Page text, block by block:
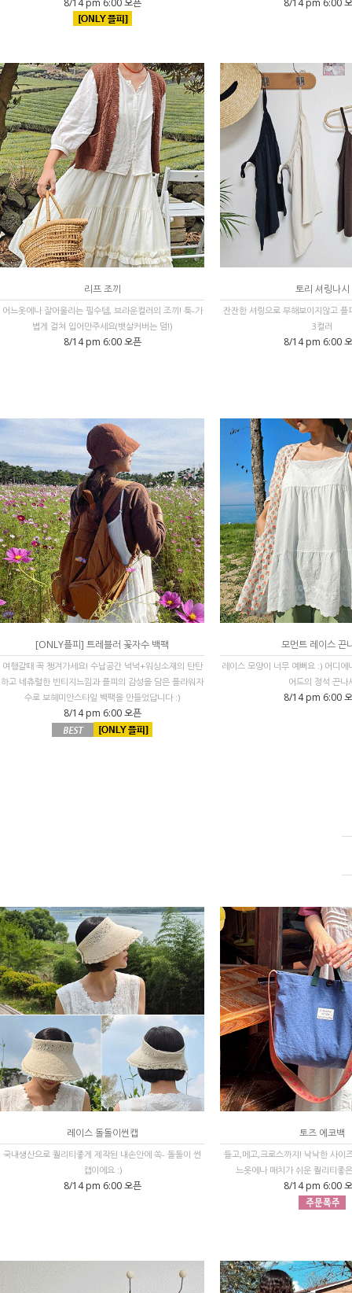
8/14 pm 6:00 오픈 8/14 pm 6:00
리프 조끼
어느옷에나 잘어울리는 필수템, 브라운컬러의 조끼! 툭-가
볍게 걸쳐 입어만주세요(뱃살커버는 덤!)
8/14 pm 6:00 오픈
토리 셔링나시
잔잔한 셔링으로 부해보이지않고 플
3컬러
8/14 pm 6:00
[ONLY플피] 트레블러 꽃자수 백팩
여행갈때 꼭 챙겨가세요! 수납공간 넉넉+워싱소재의 탄탄
하고 네츄럴한 빈티지느낌과 플피의 감성을 담은 플라워자
수로 보헤미안스타일 백팩을 만들었답니다 :)
8/14 pm 6:00 오픈
모먼트 레이스 끈
레이스 모양이 너무 예뻐요 :) 어디에
어드의 정석 끈나
8/14 pm 6:00
레이스 돌돌이썬캡
국내생산으로 퀄리티좋게 제작된 내손안에 쏙- 돌돌이 썬
캡이에요 :)
8/14 pm 6:00 오픈
토즈 에코백
들고,메고,크로스까지! 낙낙한 사이
느옷에나 매치가 쉬운 퀄리티좋
8/14 pm 6:00